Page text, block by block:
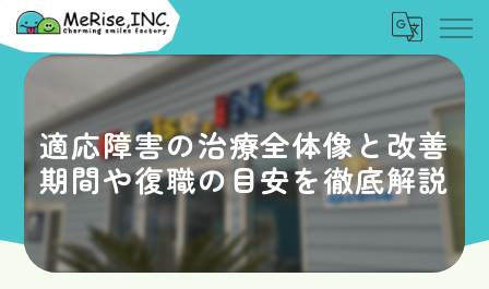
適応障害の治療全体像と改善
期間や復職の目安を徹底解説